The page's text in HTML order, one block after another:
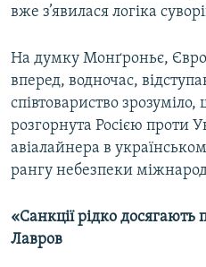
вже з’явилася логіка
На думку Монґроньє,
вперед, водночас,
співтовариство
розгорнута Росією проти
авіалайнера в
рангу небезпеки
«Санкції рідко досягають
Лавров